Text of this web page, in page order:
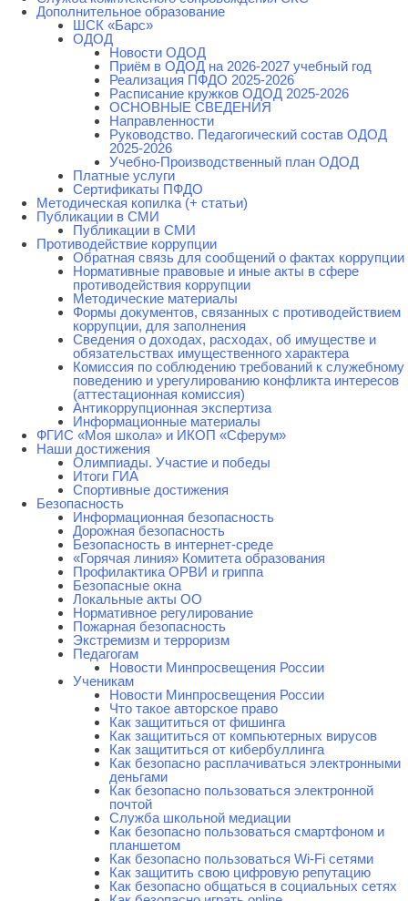
Дополнительное образование
ШСК «Барс»
ОДОД
Новости ОДОД
Приём в ОДОД на 2026-2027 учебный год
Реализация ПФДО 2025-2026
Расписание кружков ОДОД 2025-2026
ОСНОВНЫЕ СВЕДЕНИЯ
Направленности
Руководство. Педагогический состав ОДОД
2025-2026
Учебно-Производственный план ОДОД
Платные услуги
Сертификаты ПФДО
Методическая копилка (+ статьи)
Публикации в СМИ
Публикации в СМИ
Противодействие коррупции
Обратная связь для сообщений о фактах коррупции
Нормативные правовые и иные акты в сфере
противодействия коррупции
Методические материалы
Формы документов, связанных с противодействием
коррупции, для заполнения
Сведения о доходах, расходах, об имуществе и
обязательствах имущественного характера
Комиссия по соблюдению требований к служебному
поведению и урегулированию конфликта интересов
(аттестационная комиссия)
Антикоррупционная экспертиза
Информационные материалы
ФГИС «Моя школа» и ИКОП «Сферум»
Наши достижения
Олимпиады. Участие и победы
Итоги ГИА
Спортивные достижения
Безопасность
Информационная безопасность
Дорожная безопасность
Безопасность в интернет-среде
«Горячая линия» Комитета образования
Профилактика ОРВИ и гриппа
Безопасные окна
Локальные акты ОО
Нормативное регулирование
Пожарная безопасность
Экстремизм и терроризм
Педагогам
Новости Минпросвещения России
Ученикам
Новости Минпросвещения России
Что такое авторское право
Как защититься от фишинга
Как защититься от компьютерных вирусов
Как защититься от кибербуллинга
Как безопасно расплачиваться электронными
деньгами
Как безопасно пользоваться электронной
почтой
Служба школьной медиации
Как безопасно пользоваться смартфоном и
планшетом
Как безопасно пользоваться Wi-Fi сетями
Как защитить свою цифровую репутацию
Как безопасно общаться в социальных сетях